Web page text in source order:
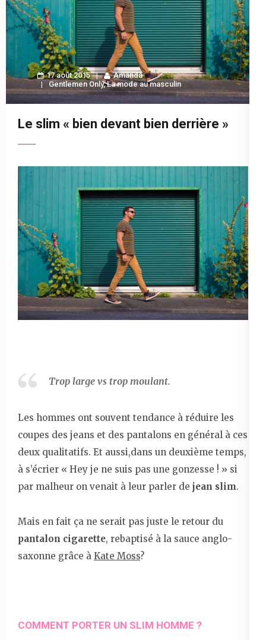
17 août 2015
Amanda
Gentlemen Only,La mode au masculin
Le slim « bien devant bien derrière »
Trop large vs trop moulant.
Les hommes ont souvent tendance à réduire les
coupes des jeans et des pantalons en général à ces
deux qualitatifs. Et aussi,dans un deuxième temps,
à s’écrier « Hey je ne suis pas une gonzesse ! » si
par malheur on venait à leur parler de jean slim.
Mais en fait ça ne serait pas juste le retour du
pantalon cigarette, rebaptisé à la sauce anglo-
saxonne grâce à Kate Moss?
COMMENT PORTER UN SLIM HOMME ?